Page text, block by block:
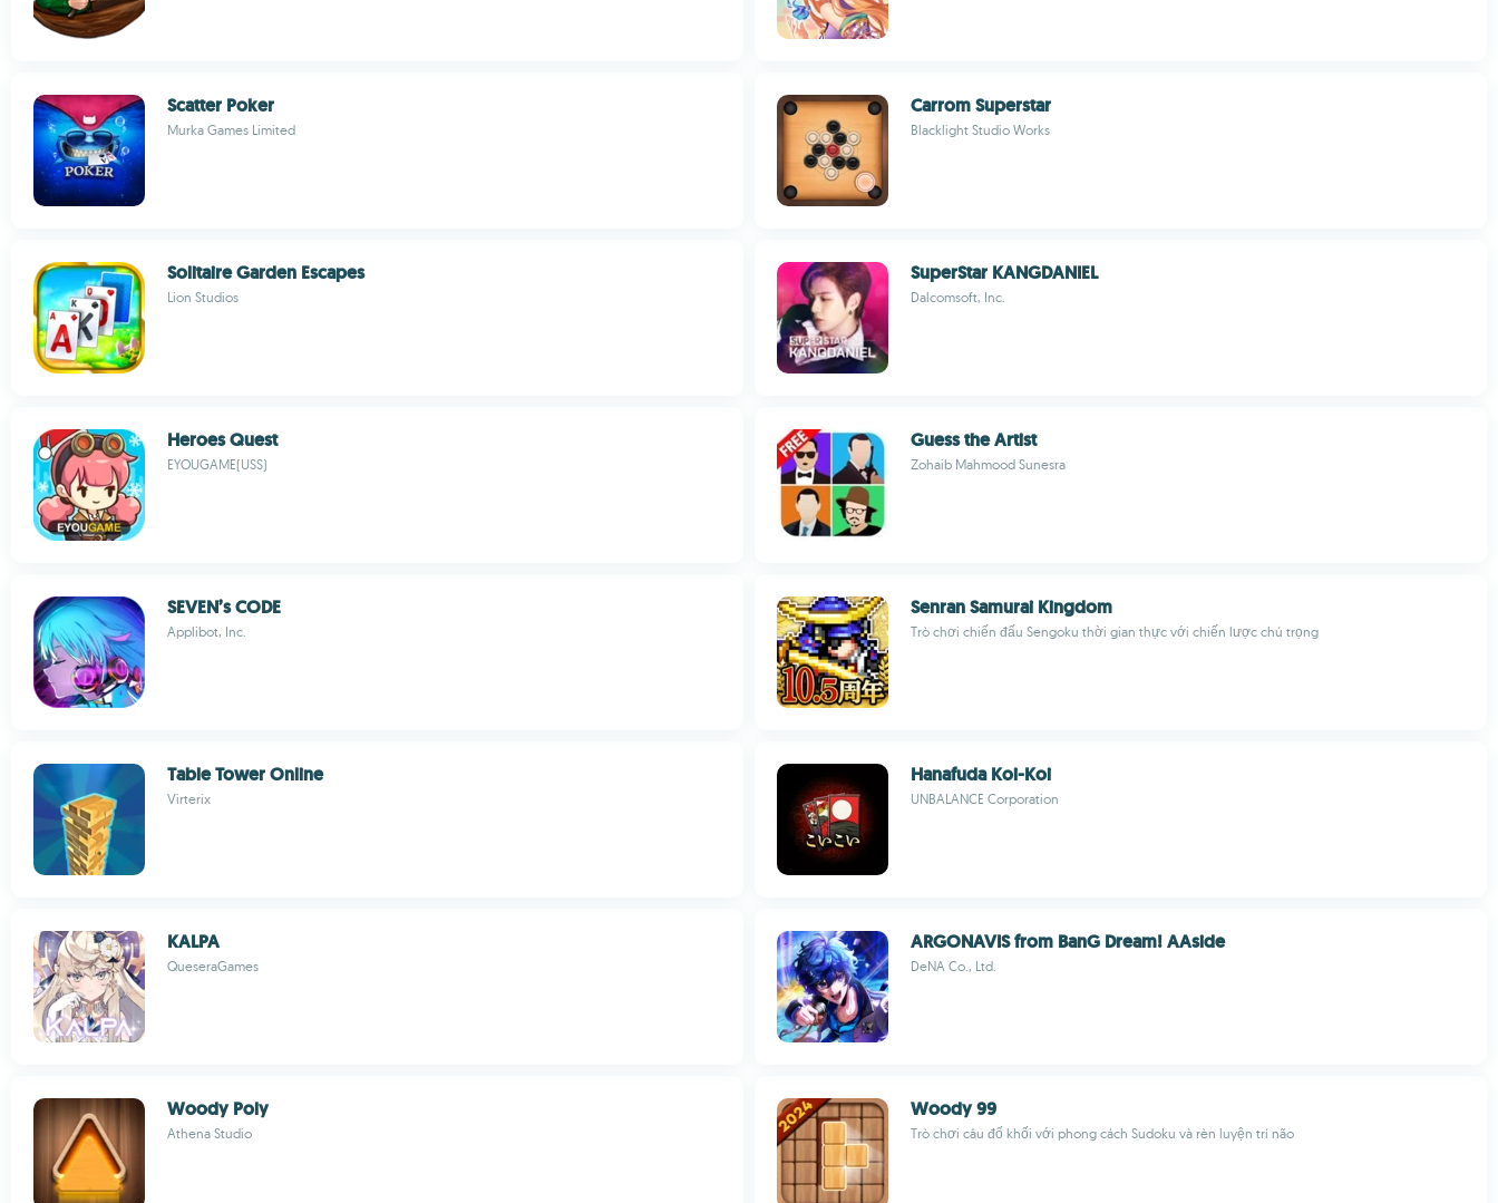
Scatter Poker
Murka Games Limited
Carrom Superstar
Blacklight Studio Works
Solitaire Garden Escapes
Lion Studios
SuperStar KANGDANIEL
Dalcomsoft, Inc.
Heroes Quest
EYOUGAME(USS)
Guess the Artist
Zohaib Mahmood Sunesra
SEVEN’s CODE
Applibot, Inc.
Senran Samurai Kingdom
Trò chơi chiến đấu Sengoku thời gian thực với chiến lược chú trọng
Table Tower Online
Virterix
Hanafuda Koi-Koi
UNBALANCE Corporation
KALPA
QueseraGames
ARGONAVIS from BanG Dream! AAside
DeNA Co., Ltd.
Woody Poly
Athena Studio
Woody 99
Trò chơi câu đố khối với phong cách Sudoku và rèn luyện trí não